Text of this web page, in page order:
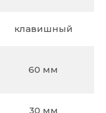
клавишный
60 мм
30 мм